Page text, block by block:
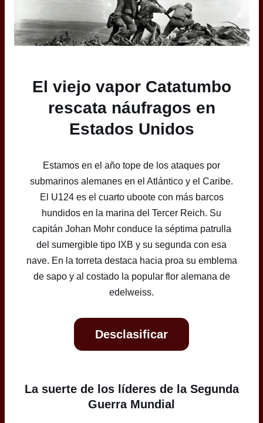
El viejo vapor Catatumbo
rescata náufragos en
Estados Unidos
Estamos en el año tope de los ataques por
submarinos alemanes en el Atlántico y el Caribe.
El U124 es el cuarto uboote con más barcos
hundidos en la marina del Tercer Reich. Su
capitán Johan Mohr conduce la séptima patrulla
del sumergible tipo IXB y su segunda con esa
nave. En la torreta destaca hacia proa su emblema
de sapo y al costado la popular flor alemana de
edelweiss.
Desclasificar
La suerte de los líderes de la Segunda
Guerra Mundial